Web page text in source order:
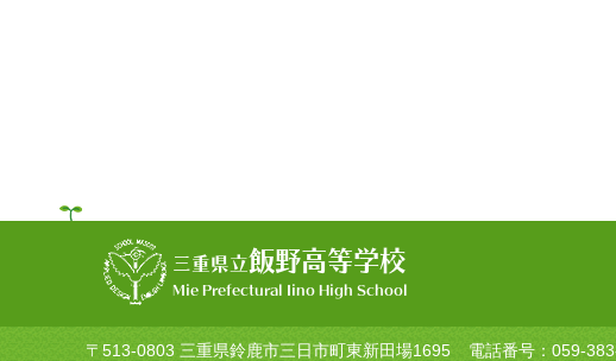
三重県立飯野高等学校
Mie Prefectural Iino High School
〒513-0803 三重県鈴鹿市三日市町東新田場1695 電話番号： 059-